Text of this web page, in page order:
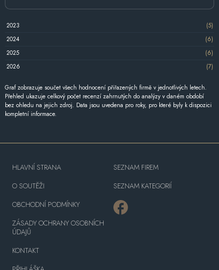
2023
(5)
2024
(6)
2025
(6)
2026
(7)
Graf zobrazuje součet všech hodnocení přiřazených firmě v jednotlivých letech.
Přehled ukazuje celkový počet recenzí zahrnutých do analýzy v daném období
bez ohledu na jejich zdroj. Data jsou uvedena pro roky, pro které byly k dispozici
kompletní informace.
HLAVNÍ STRANA
O SOUTĚŽI
OBCHODNÍ PODMÍNKY
ZÁSADY OCHRANY OSOBNÍCH
ÚDAJŮ
KONTAKT
SEZNAM FIREM
SEZNAM KATEGORIÍ